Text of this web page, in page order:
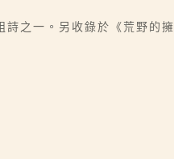
之一。另收錄於《荒野的擁